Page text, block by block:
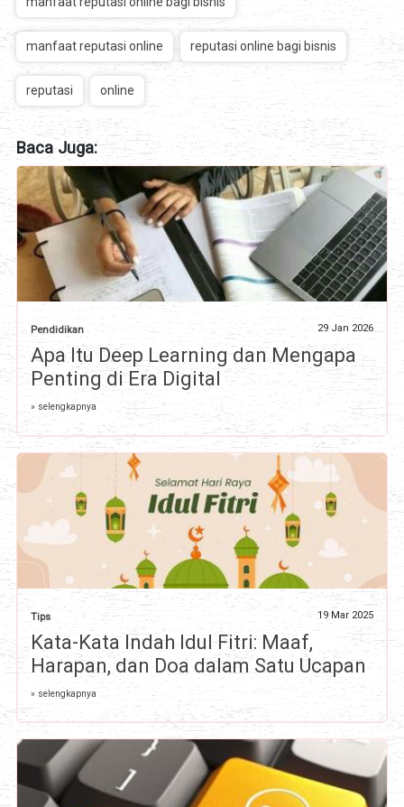
manfaat reputasi online reputasi online bagi bisnis
reputasi online
Baca Juga:
Pendidikan 29 Jan 2026
Apa Itu Deep Learning dan Mengapa
Penting di Era Digital
» selengkapnya
Tips 19 Mar 2025
Kata-Kata Indah Idul Fitri: Maaf,
Harapan, dan Doa dalam Satu Ucapan
» selengkapnya